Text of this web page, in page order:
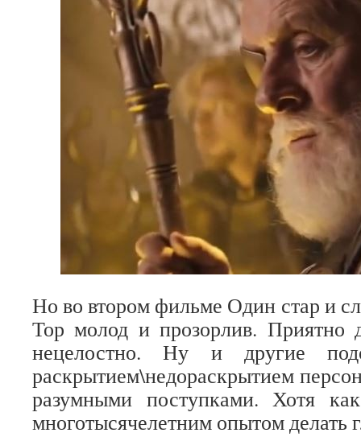
Но во втором фильме Один стар и
Тор молод и прозорлив. Приятно
нецелостно. Ну и другие
раскрытием\недораскрытием
разумными поступками. Хотя
многотысячелетним опытом делать